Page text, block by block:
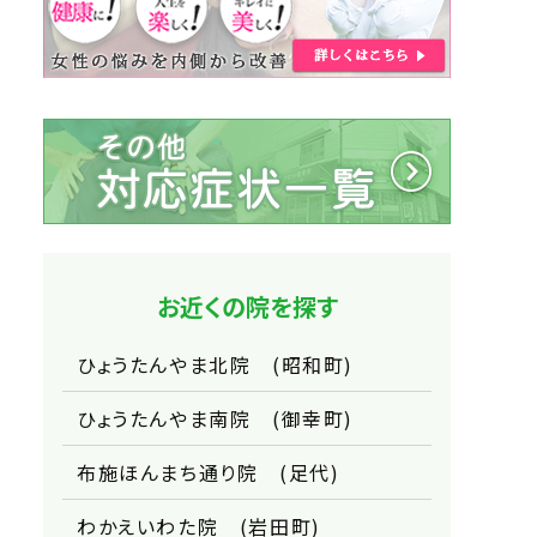
お近くの院を探す
ひょうたんやま北院 (昭和町)
ひょうたんやま南院 (御幸町)
布施ほんまち通り院 (足代)
わかえいわた院 (岩田町)